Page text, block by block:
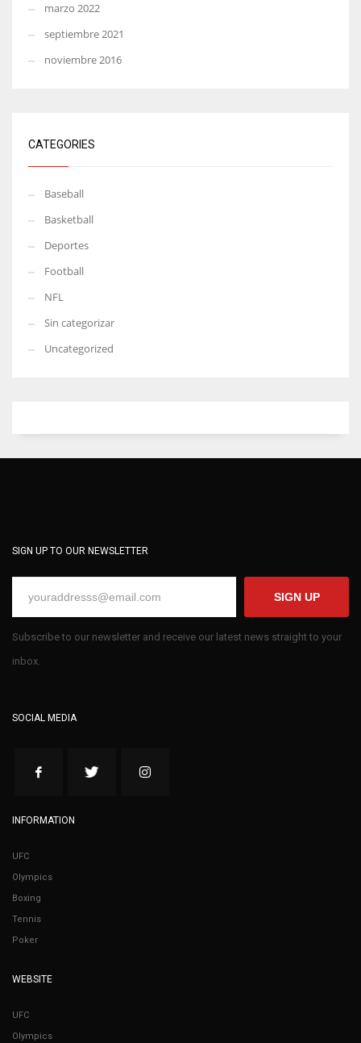
marzo 2022
septiembre 2021
noviembre 2016
CATEGORIES
Baseball
Basketball
Deportes
Football
NFL
Sin categorizar
Uncategorized
SIGN UP TO OUR NEWSLETTER
SIGN UP
Subscribe to our newsletter and receive our latest news straight to your
inbox.
SOCIAL MEDIA
INFORMATION
UFC
Olympics
Boxing
Tennis
Poker
WEBSITE
UFC
Olympics